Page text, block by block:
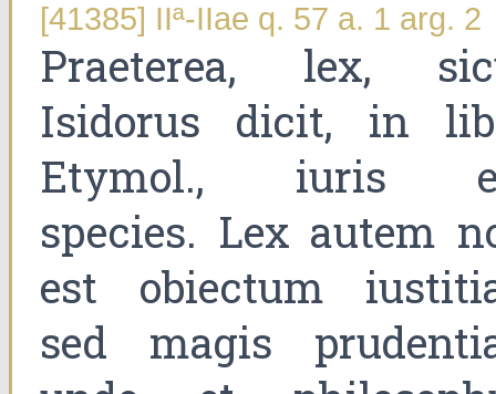
[41385] IIª-IIae q. 57 a. 1 arg. 2
Praeterea, lex,
Isidorus dicit, in
Etymol., iuris
species. Lex autem
est obiectum
sed magis